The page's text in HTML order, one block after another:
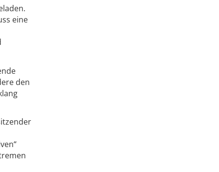
eine
den